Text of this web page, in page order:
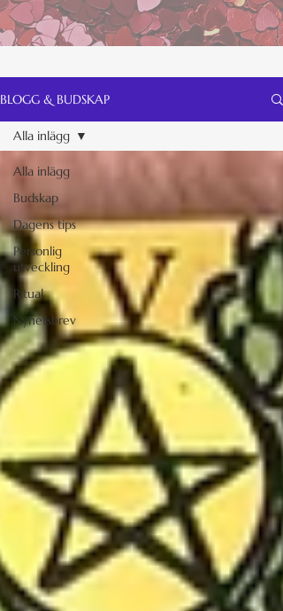
BLOGG & BUDSKAP
Alla inlägg
Budskap
Dagens tips
Personlig
utveckling
Ritual
Nyhetsbrev
Alla inlägg